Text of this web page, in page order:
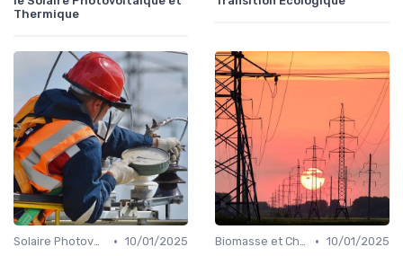
Thermique
Solaire Photovoltaïque et Thermique • 10/01/2025
Biomasse et Chauffage Écologique • 10/01/2025